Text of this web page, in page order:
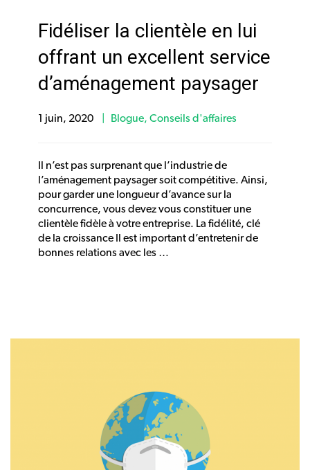
Fidéliser la clientèle en lui
offrant un excellent service
d’aménagement paysager
1 juin, 2020 Blogue, Conseils d'affaires
Il n’est pas surprenant que l’industrie de
l’aménagement paysager soit compétitive. Ainsi,
pour garder une longueur d’avance sur la
concurrence, vous devez vous constituer une
clientèle fidèle à votre entreprise. La fidélité, clé
de la croissance Il est important d’entretenir de
bonnes relations avec les …